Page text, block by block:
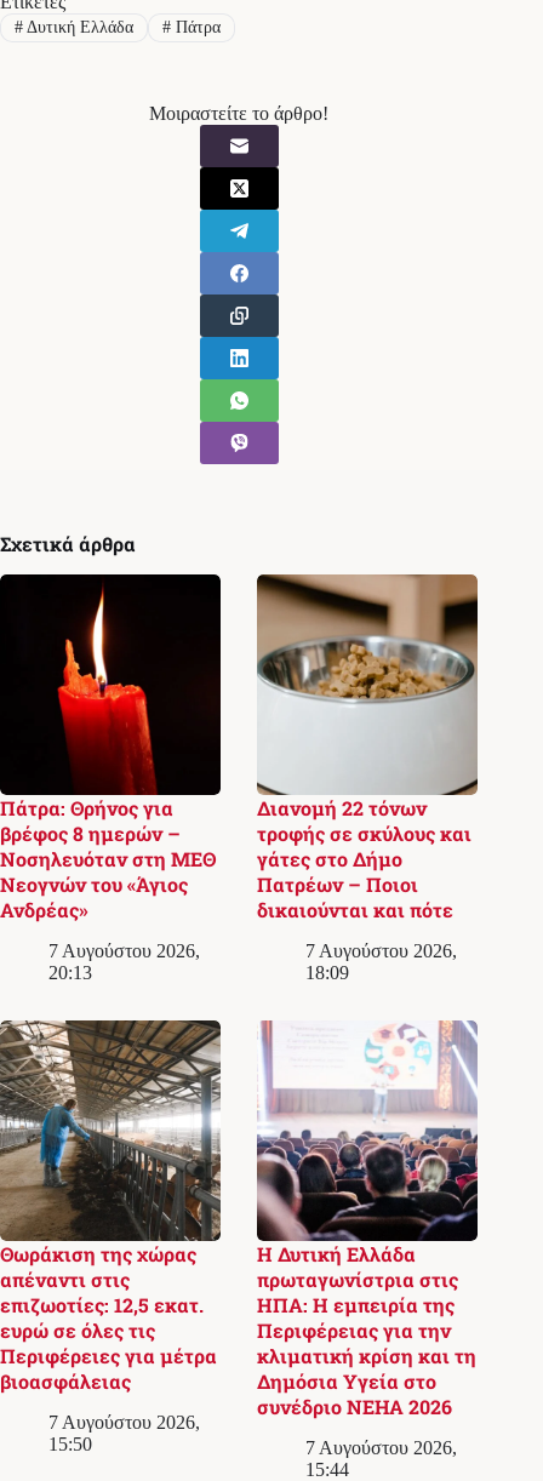
#Δυτική Ελλάδα #Πάτρα
Μοιραστείτε το άρθρο!
Σχετικά άρθρα
Πάτρα: Θρήνος για
βρέφος 8 ημερών –
Νοσηλευόταν στη ΜΕΘ
Νεογνών του «Άγιος
Ανδρέας»
7 Αυγούστου 2026,
20:13
Διανομή 22 τόνων
τροφής σε σκύλους και
γάτες στο Δήμο
Πατρέων – Ποιοι
δικαιούνται και πότε
7 Αυγούστου 2026,
18:09
Θωράκιση της χώρας
απέναντι στις
επιζωοτίες: 12,5 εκατ.
ευρώ σε όλες τις
Περιφέρειες για μέτρα
βιοασφάλειας
7 Αυγούστου 2026,
15:50
Η Δυτική Ελλάδα
πρωταγωνίστρια στις
ΗΠΑ: Η εμπειρία της
Περιφέρειας για την
κλιματική κρίση και τη
Δημόσια Υγεία στο
συνέδριο NEHA 2026
7 Αυγούστου 2026,
15:44